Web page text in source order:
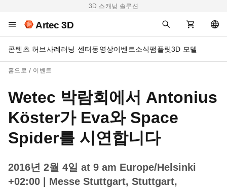
3D 스캐닝 솔루션
Artec 3D
콘텐츠 허브사례러닝 센터동영상이벤트소식팸플릿3D 모델
홈으로 이벤트
Wetec 박람회에서 Antonius
Köster가 Eva와 Space
Spider를 시연합니다
2016년 2월 4일 at 9 am Europe/Helsinki
+02:00
| Messe Stuttgart, Stuttgart,